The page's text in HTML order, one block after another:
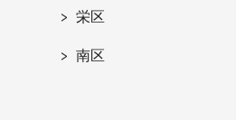
栄区
南区